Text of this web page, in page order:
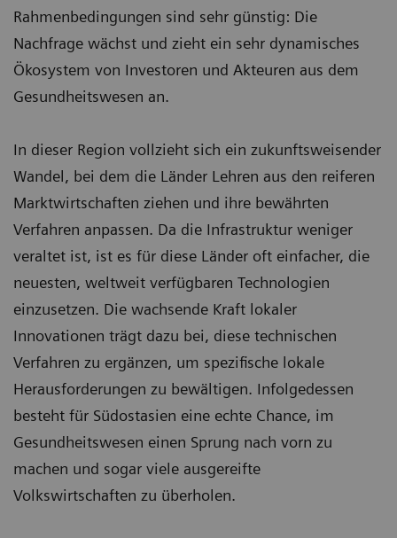
Rahmenbedingungen sind sehr günstig: Die
Nachfrage wächst und zieht ein sehr dynamisches
Ökosystem von Investoren und Akteuren aus dem
Gesundheitswesen an.
In dieser Region vollzieht sich ein zukunftsweisender
Wandel, bei dem die Länder Lehren aus den reiferen
Marktwirtschaften ziehen und ihre bewährten
Verfahren anpassen. Da die Infrastruktur weniger
veraltet ist, ist es für diese Länder oft einfacher, die
neuesten, weltweit verfügbaren Technologien
einzusetzen. Die wachsende Kraft lokaler
Innovationen trägt dazu bei, diese technischen
Verfahren zu ergänzen, um spezifische lokale
Herausforderungen zu bewältigen. Infolgedessen
besteht für Südostasien eine echte Chance, im
Gesundheitswesen einen Sprung nach vorn zu
machen und sogar viele ausgereifte
Volkswirtschaften zu überholen.